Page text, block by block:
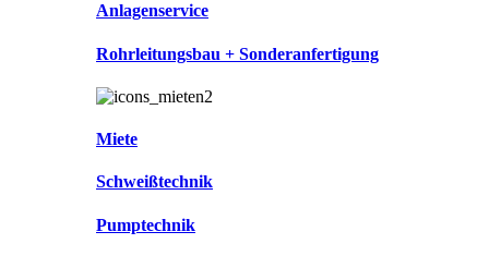
Anlagenservice
Rohrleitungsbau + Sonderanfertigung
Miete
Schweißtechnik
Pumptechnik